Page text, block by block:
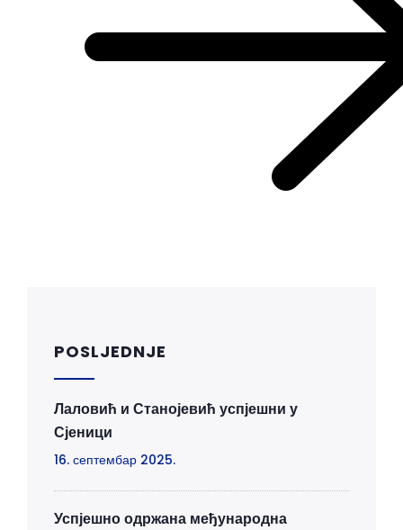
POSLJEDNJE
Лаловић и Станојевић успјешни у
Сјеници
16. септембар 2025.
Успјешно одржана међународна